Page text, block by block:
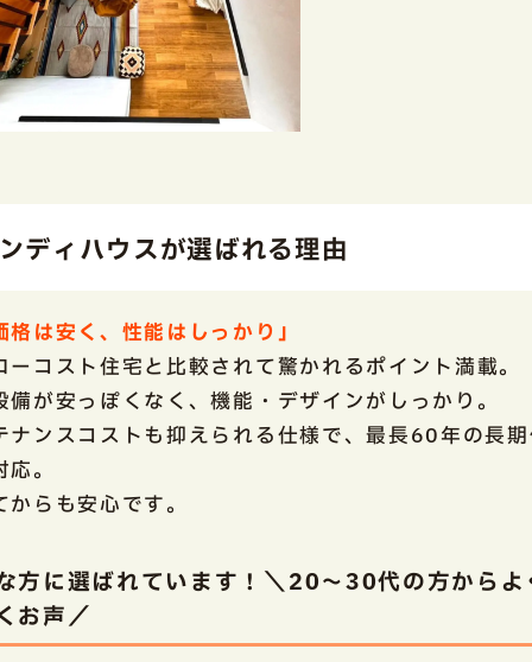
ディハウスが選ばれる理由
格は安く、性能はしっかり」
ーコスト住宅と比較されて驚かれるポイント満載。
備が安っぽくなく、機能・デザインがしっかり。
ナンスコストも抑えられる仕様で、最長60年の長
。
からも安心です。
方に選ばれています！＼20～30代の方からよ
お声／